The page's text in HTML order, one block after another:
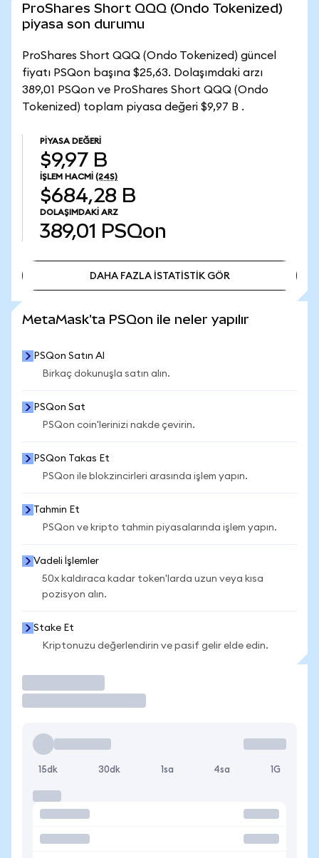
ProShares Short QQQ (Ondo Tokenized)
piyasa son durumu
ProShares Short QQQ (Ondo Tokenized) güncel
fiyatı PSQon başına $25,63. Dolaşımdaki arzı
389,01 PSQon ve ProShares Short QQQ (Ondo
Tokenized) toplam piyasa değeri $9,97 B .
PIYASA DEĞERI
$9,97 B
İŞLEM HACMI (24S)
$684,28 B
DOLAŞIMDAKI ARZ
389,01 PSQon
DAHA FAZLA İSTATİSTİK GÖR
MetaMask'ta PSQon ile neler yapılır
PSQon Satın Al
Birkaç dokunuşla satın alın.
PSQon Sat
PSQon coin'lerinizi nakde çevirin.
PSQon Takas Et
PSQon ile blokzincirleri arasında işlem yapın.
Tahmin Et
PSQon ve kripto tahmin piyasalarında işlem yapın.
Vadeli İşlemler
50x kaldıraca kadar token'larda uzun veya kısa
pozisyon alın.
Stake Et
Kriptonuzu değerlendirin ve pasif gelir elde edin.
15dk 30dk 1sa 4sa 1G